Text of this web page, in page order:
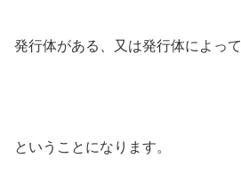
発行体がある 、又は発行体によっ
ということになります。